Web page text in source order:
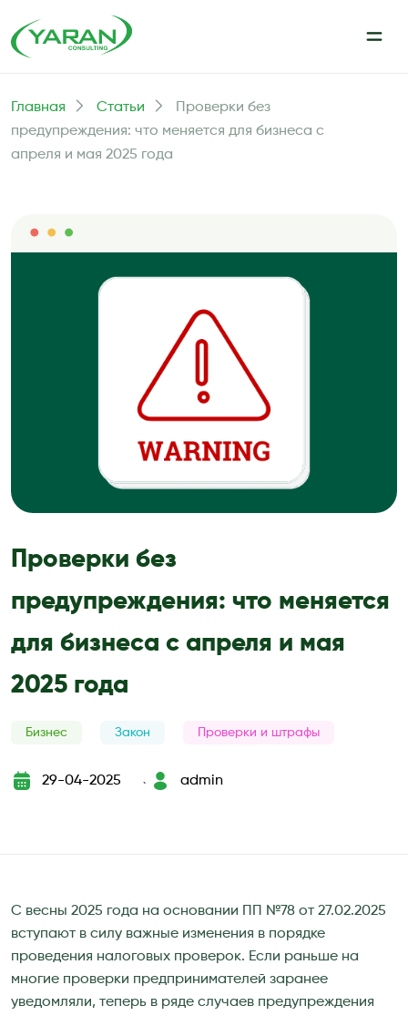
Главная Статьи
Проверки без
предупреждения: что меняется для бизнеса с
апреля и мая 2025 года
Проверки без
предупреждения: что меняется
для бизнеса с апреля и мая
2025 года
Бизнес Закон Проверки и штрафы
29-04-2025
`
admin
С весны 2025 года на основании ПП №78 от 27.02.2025
вступают в силу важные изменения в порядке
проведения налоговых проверок. Если раньше на
многие проверки предпринимателей заранее
уведомляли, теперь в ряде случаев предупреждения